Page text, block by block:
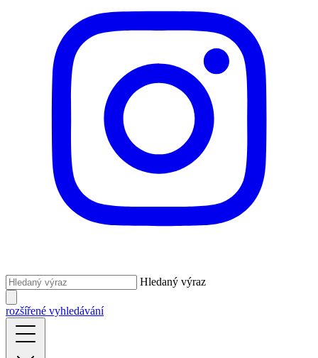
Hledaný výraz
rozšířené vyhledávání